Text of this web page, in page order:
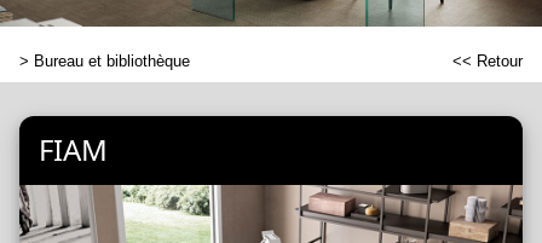
> Bureau et bibliothèque << Retour
FIAM